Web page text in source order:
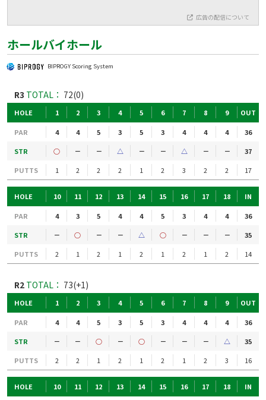
広告の配信について
ホールバイホール
BIPROGY Scoring System
R3 TOTAL： 72(0)
HOLE 1 2 3 4 5 6 7 8 9 OUT
PAR 4 4 5 3 5 3 4 4 4
36
STR
○ － － △ － － △ － －
37
PUTTS
1 2 2 2 1 2 3 2 2 17
HOLE 10 11 12 13 14 15 16 17 18 IN
PAR 4 3 5 4 4 5 3 4 4
36
STR
－ ○ － － △ ○ － － －
35
PUTTS
2 1 2 1 2 1 2 1 2 14
R2 TOTAL： 73(+1)
HOLE 1 2 3 4 5 6 7 8 9 OUT
PAR 4 4 5 3 5 3 4 4 4
36
STR
－ － ○ － ○ － － － △
35
PUTTS
2 2 1 2 1 2 1 2 3 16
HOLE 10 11 12 13 14 15 16 17 18 IN